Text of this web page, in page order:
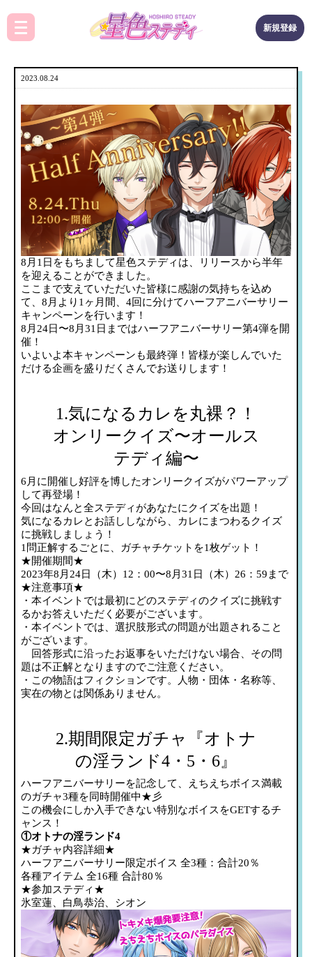
新規登録
2023.08.24
8月1日をもちまして星色ステディは、リリースから半年
を迎えることができました。
ここまで支えていただいた皆様に感謝の気持ちを込め
て、8月より1ヶ月間、4回に分けてハーフアニバーサリー
キャンペーンを行います！
8月24日〜8月31日まではハーフアニバーサリー第4弾を開
催！
いよいよ本キャンペーンも最終弾！皆様が楽しんでいた
だける企画を盛りだくさんでお送りします！
1.気になるカレを丸裸？！
オンリークイズ〜オールス
テディ編〜
6月に開催し好評を博したオンリークイズがパワーアップ
して再登場！
今回はなんと全ステディがあなたにクイズを出題！
気になるカレとお話ししながら、カレにまつわるクイズ
に挑戦しましょう！
1問正解するごとに、ガチャチケットを1枚ゲット！
★開催期間★
2023年8月24日（木）12：00〜8月31日（木）26：59まで
★注意事項★
・本イベントでは最初にどのステディのクイズに挑戦す
るかお答えいただく必要がございます。
・本イベントでは、選択肢形式の問題が出題されること
がございます。
回答形式に沿ったお返事をいただけない場合、その問
題は不正解となりますのでご注意ください。
・この物語はフィクションです。人物・団体・名称等、
実在の物とは関係ありません。
2.期間限定ガチャ『オトナ
の淫ランド4・5・6』
ハーフアニバーサリーを記念して、えちえちボイス満載
のガチャ3種を同時開催中★彡
この機会にしか入手できない特別なボイスをGETするチ
ャンス！
①オトナの淫ランド4
★ガチャ内容詳細★
ハーフアニバーサリー限定ボイス 全3種：合計20％
各種アイテム 全16種 合計80％
★参加ステディ★
氷室蓮、白鳥恭治、シオン